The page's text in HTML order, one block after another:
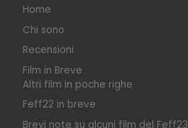
Home
Chi sono
Recensioni
Film in Breve
Altri film in poche righe
Feff22 in breve
Brevi note su alcuni film del Feff23